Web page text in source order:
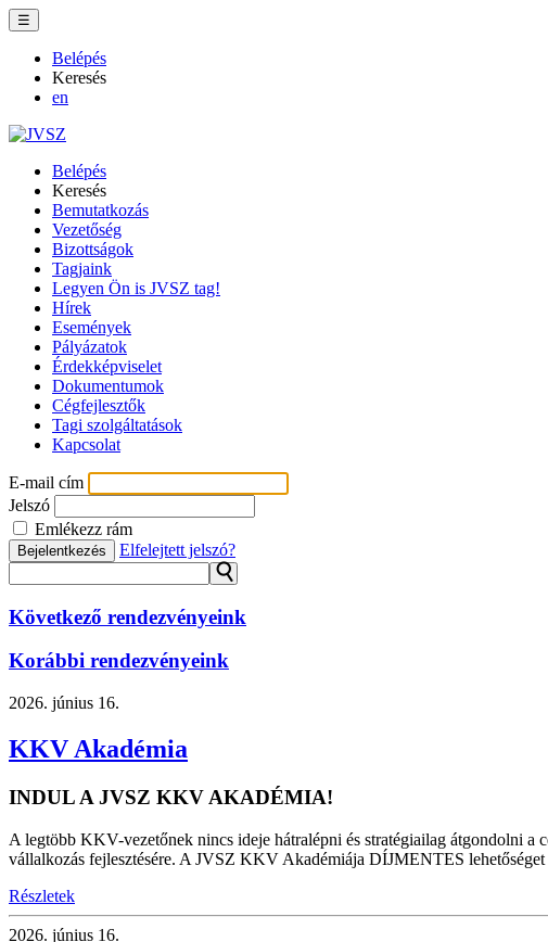
☰
Belépés
Keresés
en
Belépés
Keresés
Bemutatkozás
Vezetőség
Bizottságok
Tagjaink
Legyen Ön is JVSZ tag!
Hírek
Események
Pályázatok
Érdekképviselet
Dokumentumok
Cégfejlesztők
Tagi szolgáltatások
Kapcsolat
E-mail cím
Jelszó
Emlékezz rám
Bejelentkezés Elfelejtett jelszó?
⚲
Következő rendezvényeink
Korábbi rendezvényeink
2026. június 16.
KKV Akadémia
INDUL A JVSZ KKV AKADÉMIA!
A legtöbb KKV-vezetőnek nincs ideje hátralépni és stratégiailag átgondolni a
vállalkozás fejlesztésére. A JVSZ KKV Akadémiája DÍJMENTES
Részletek
2026. június 16.